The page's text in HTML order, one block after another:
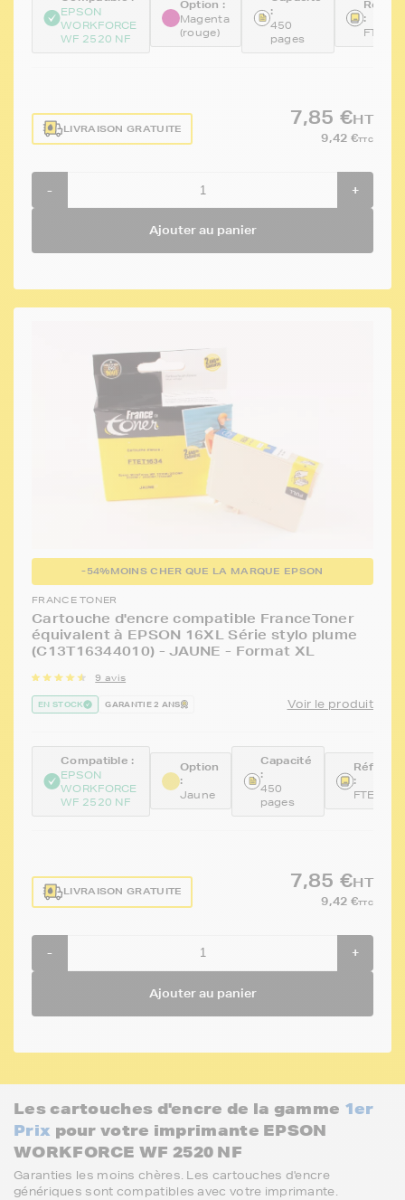
EPSON
WORKFORCE
WF 2520 NF
Option :
Magenta
(rouge)
:
450
pages
:
LIVRAISON GRATUITE
7,85 €HT
9,42 €TTC
- +
Ajouter au panier
-54%MOINS CHER QUE LA MARQUE EPSON
FRANCE TONER
Cartouche d'encre compatible FranceToner
équivalent à EPSON 16XL Série stylo plume
(C13T16344010) - JAUNE - Format XL
9 avis
EN STOCK GARANTIE 2 ANS Voir le produit
Compatible :
EPSON
WORKFORCE
WF 2520 NF
Option
:
Jaune
Capacité
:
450
pages
:
LIVRAISON GRATUITE
7,85 €HT
9,42 €TTC
- +
Ajouter au panier
Les cartouches d'encre de la gamme 1er
Prix pour votre imprimante EPSON
WORKFORCE WF 2520 NF
Garanties les moins chères. Les cartouches d'encre
génériques sont compatibles avec votre imprimante.